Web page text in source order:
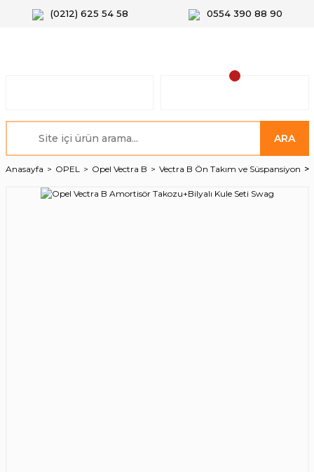
(0212) 625 54 58 0554 390 88 90
ARA
Anasayfa OPEL Opel Vectra B Vectra B Ön Takım ve Süspansiyon